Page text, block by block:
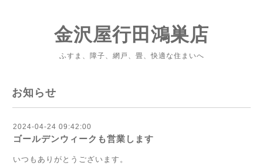
金沢屋行田鴻巣店
ふすま、障子、網戸、畳、快適な住まいへ
お知らせ
2024-04-24 09:42:00
ゴールデンウィークも営業します
いつもありがとうございます。